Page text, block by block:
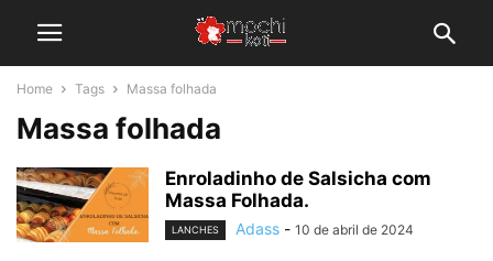
Home Tags Massa folhada
Massa folhada
Enroladinho de Salsicha com
Massa Folhada.
LANCHES Adass - 10 de abril de 2024